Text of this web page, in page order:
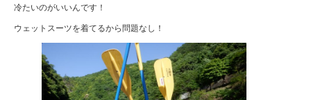
冷たいのがいいんです！
ウェットスーツを着てるから問題なし！